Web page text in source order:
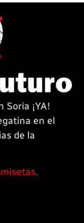
Soria ¡YA!
en el
de la